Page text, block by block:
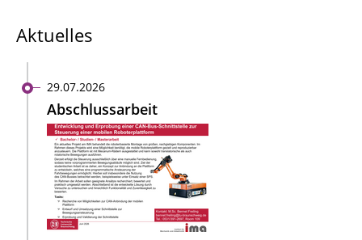
Aktuelles
29.07.2026
Abschlussarbeit